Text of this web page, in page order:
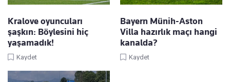
Kralove oyuncuları
şaşkın: Böylesini hiç
yaşamadık!
Kaydet
Bayern Münih-Aston
Villa hazırlık maçı hangi
kanalda?
Kaydet